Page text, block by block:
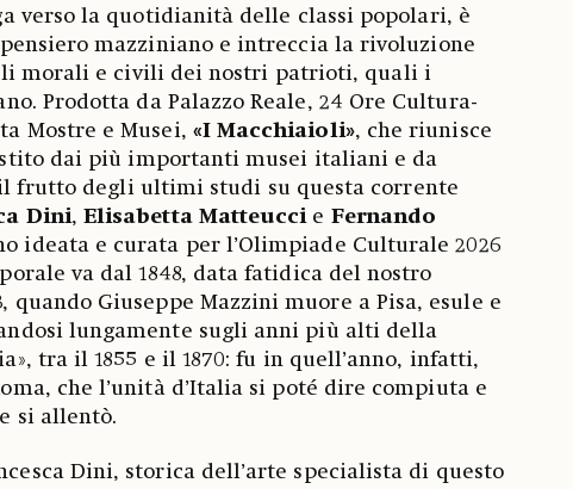
verso la quotidianità delle classi popolari, è
mazziniano e intreccia la rivoluzione
morali e civili dei nostri patrioti, quali i
Prodotta da Palazzo Reale, 24 Ore Cultura-
Mostre e Musei, «I Macchiaioli», che riunisce
dai più importanti musei italiani e da
frutto degli ultimi studi su questa corrente
Dini, Elisabetta Matteucci e Fernando
ideata e curata per l’Olimpiade Culturale 2026
va dal 1848, data fatidica del nostro
quando Giuseppe Mazzini muore a Pisa, esule e
lungamente sugli anni più alti della
tra il 1855 e il 1870: fu in quell’anno, infatti,
che l’unità d’Italia si poté dire compiuta e
si allentò.
Dini, storica dell’arte specialista di questo